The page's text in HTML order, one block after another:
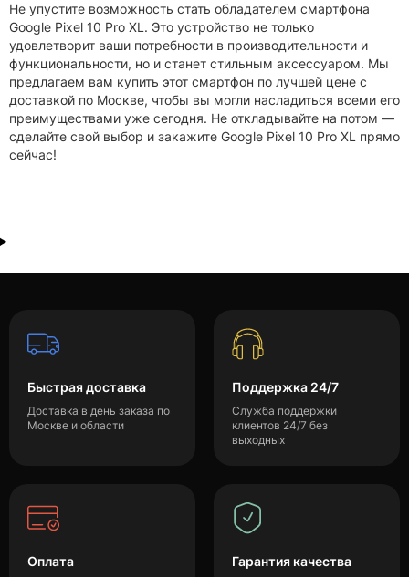
Не упустите возможность стать обладателем смартфона
Google Pixel 10 Pro XL. Это устройство не только
удовлетворит ваши потребности в производительности и
функциональности, но и станет стильным аксессуаром. Мы
предлагаем вам купить этот смартфон по лучшей цене с
доставкой по Москве, чтобы вы могли насладиться всеми его
преимуществами уже сегодня. Не откладывайте на потом —
сделайте свой выбор и закажите Google Pixel 10 Pro XL прямо
сейчас!
Быстрая доставка
Доставка в день заказа по
Москве и области
Поддержка 24/7
Служба поддержки
клиентов 24/7 без
выходных
Оплата Гарантия качества